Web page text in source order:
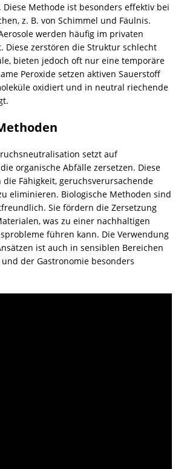
Methode ist besonders effektiv bei
z. B. von Schimmel und Fäulnis.
werden häufig im privaten
Diese zerstören die Struktur schlecht
bieten jedoch oft nur eine temporäre
Peroxide setzen aktiven Sauerstoff
oxidiert und in neutral riechende
setzt auf
organische Abfälle zersetzen. Diese
Fähigkeit, geruchsverursachende
eliminieren. Biologische Methoden sind
Sie fördern die Zersetzung
was zu einer nachhaltigen
führen kann. Die Verwendung
ist auch in sensiblen Bereichen
der Gastronomie besonders